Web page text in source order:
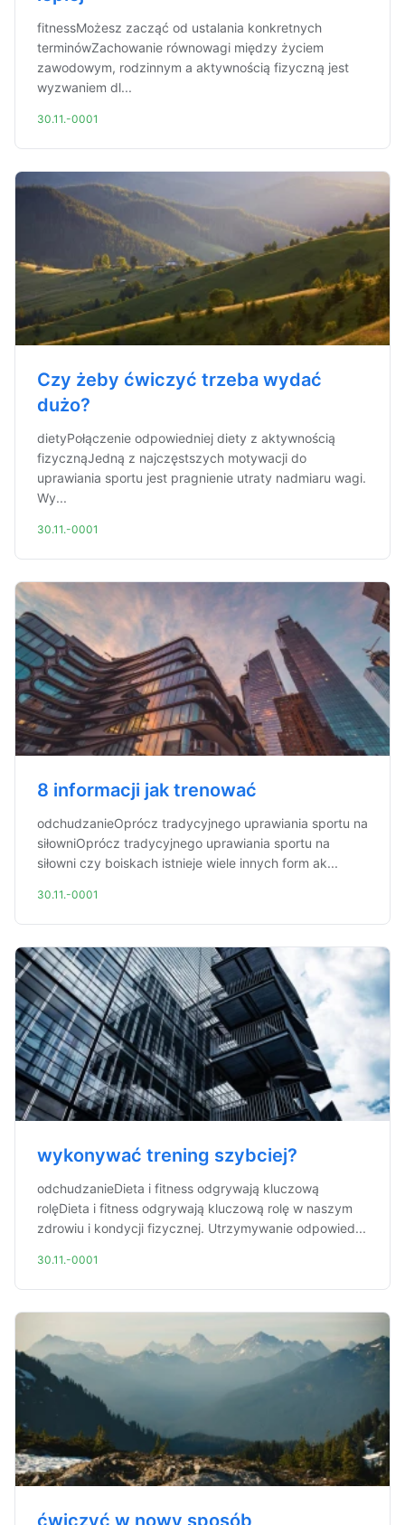
fitnessMożesz zacząć od ustalania konkretnych
terminówZachowanie równowagi między życiem
zawodowym, rodzinnym a aktywnością fizyczną jest
wyzwaniem dl...
30.11.-0001
Czy żeby ćwiczyć trzeba wydać
dużo?
dietyPołączenie odpowiedniej diety z aktywnością
fizycznąJedną z najczęstszych motywacji do
uprawiania sportu jest pragnienie utraty nadmiaru wagi.
Wy...
30.11.-0001
8 informacji jak trenować
odchudzanieOprócz tradycyjnego uprawiania sportu na
siłowniOprócz tradycyjnego uprawiania sportu na
siłowni czy boiskach istnieje wiele innych form ak...
30.11.-0001
wykonywać trening szybciej?
odchudzanieDieta i fitness odgrywają kluczową
rolęDieta i fitness odgrywają kluczową rolę w naszym
zdrowiu i kondycji fizycznej. Utrzymywanie odpowied...
30.11.-0001
ćwiczyć w nowy sposób